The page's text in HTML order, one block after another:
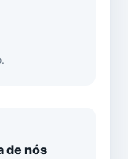
de nós